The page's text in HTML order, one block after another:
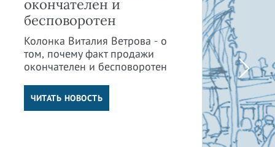
окончателен и
бесповоротен
Колонка Виталия Ветрова - о
том, почему факт продажи
окончателен и бесповоротен
ЧИТАТЬ НОВОСТЬ
от